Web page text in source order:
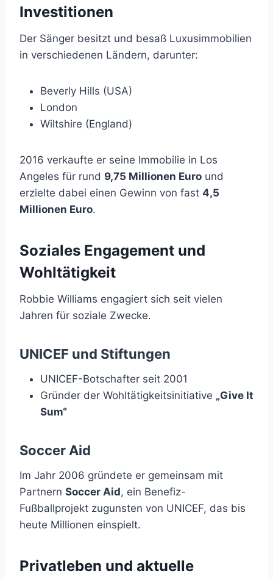
Investitionen
Der Sänger besitzt und besaß Luxusimmobilien
in verschiedenen Ländern, darunter:
Beverly Hills (USA)
London
Wiltshire (England)
2016 verkaufte er seine Immobilie in Los
Angeles für rund 9,75 Millionen Euro und
erzielte dabei einen Gewinn von fast 4,5
Millionen Euro.
Soziales Engagement und
Wohltätigkeit
Robbie Williams engagiert sich seit vielen
Jahren für soziale Zwecke.
UNICEF und Stiftungen
UNICEF-Botschafter seit 2001
Gründer der Wohltätigkeitsinitiative „Give It
Sum“
Soccer Aid
Im Jahr 2006 gründete er gemeinsam mit
Partnern Soccer Aid, ein Benefiz-
Fußballprojekt zugunsten von UNICEF, das bis
heute Millionen einspielt.
Privatleben und aktuelle